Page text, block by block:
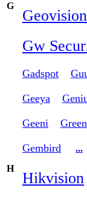
G
Geovision
Gw
Gadspot
Geeya
Geeni
Gembird
...
H
Hikvision